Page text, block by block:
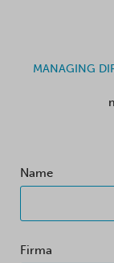
MANAGING
Name
Firma